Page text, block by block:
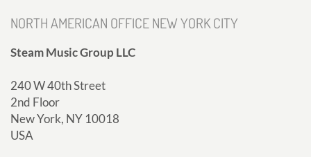
NORTH AMERICAN OFFICE NEW YORK CITY
Steam Music Group LLC
240 W 40th Street
2nd Floor
New York, NY 10018
USA